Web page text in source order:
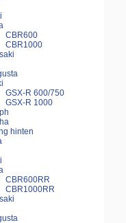
CBR600
CBR1000
GSX-R 600/750
GSX-R 1000
hinten
CBR600RR
CBR1000RR